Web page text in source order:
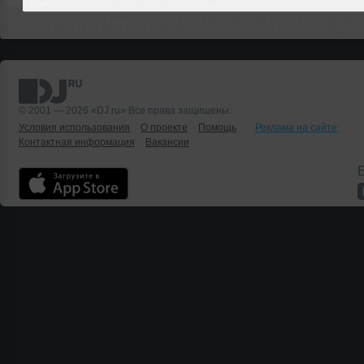
© 2001 — 2026 «DJ.ru» Все права защищены.
Условия использования
О проекте Помощь
Реклама на сайте
Контактная информация
Вакансии